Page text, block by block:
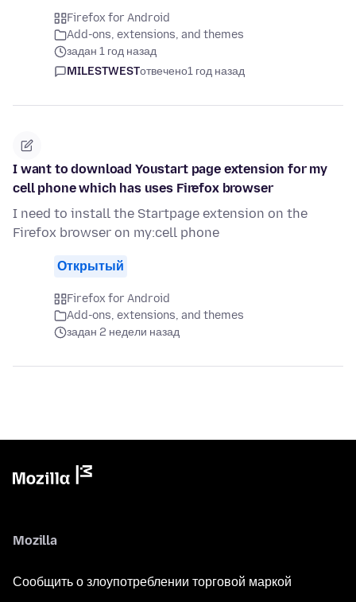
Firefox for Android
Add-ons, extensions, and themes
задан 1 год назад
MILESTWESTотвечено1 год назад
I want to download Youstart page extension for my
cell phone which has uses Firefox browser
I need to install the Startpage extension on the
Firefox browser on my:cell phone
Открытый
Firefox for Android
Add-ons, extensions, and themes
задан 2 недели назад
Mozilla
Сообщить о злоупотреблении торговой маркой